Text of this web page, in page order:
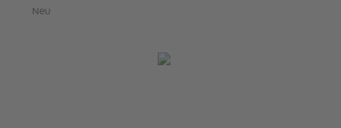
Neu
Bildergalerie überspringen